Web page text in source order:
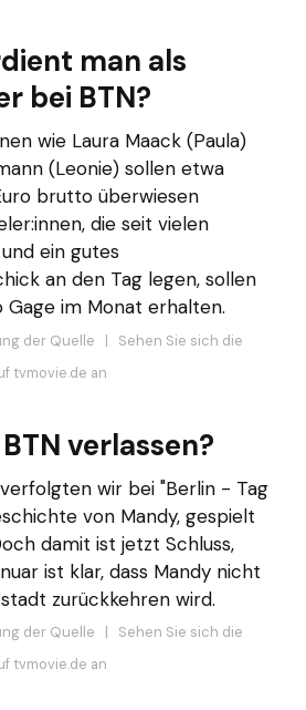
man als
bei BTN?
wie Laura Maack (Paula)
(Leonie) sollen etwa
brutto überwiesen
die seit vielen
ein gutes
an den Tag legen, sollen
Gage im Monat erhalten.
der Quelle | Sehen Sie sich die
tvmovie.de an
verlassen?
wir bei "Berlin - Tag
von Mandy, gespielt
damit ist jetzt Schluss,
ist klar, dass Mandy nicht
zurückkehren wird.
der Quelle | Sehen Sie sich die
tvmovie.de an